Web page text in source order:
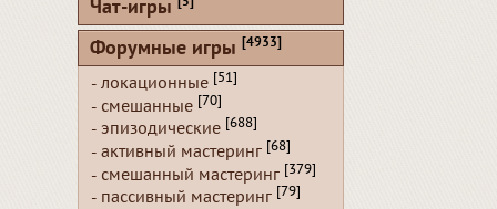
Чат-игры
Форумные игры [4933]
- локационные [51]
- смешанные [70]
- эпизодические [688]
- активный мастеринг [68]
- смешанный мастеринг [379]
- пассивный мастеринг [79]